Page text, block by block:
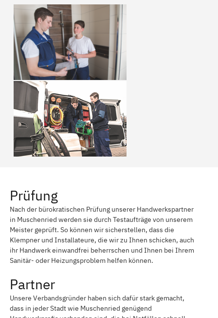
Prüfung
Nach der bürokratischen Prüfung unserer Handwerkspartner
in Muschenried werden sie durch Testaufträge von unserem
Meister geprüft. So können wir sicherstellen, dass die
Klempner und Installateure, die wir zu Ihnen schicken, auch
ihr Handwerk einwandfrei beherrschen und Ihnen bei Ihrem
Sanitär- oder Heizungsproblem helfen können.
Partner
Unsere Verbandsgründer haben sich dafür stark gemacht,
dass in jeder Stadt wie Muschenried genügend